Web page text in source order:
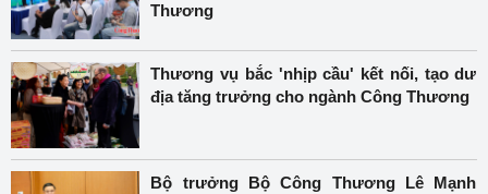
Thương
Thương vụ bắc 'nhịp cầu' kết nối, tạo dư
địa tăng trưởng cho ngành Công Thương
Bộ trưởng Bộ Công Thương Lê Mạnh